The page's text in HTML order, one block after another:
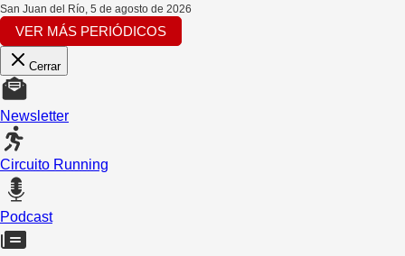
San Juan del Río, 5 de agosto de 2026
VER MÁS PERIÓDICOS
Cerrar
Newsletter
Circuito Running
Podcast